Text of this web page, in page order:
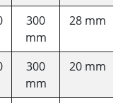
300
mm
28 mm
300
mm
20 mm